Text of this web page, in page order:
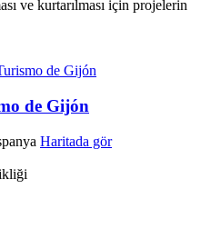
de Gijón
Haritada gör